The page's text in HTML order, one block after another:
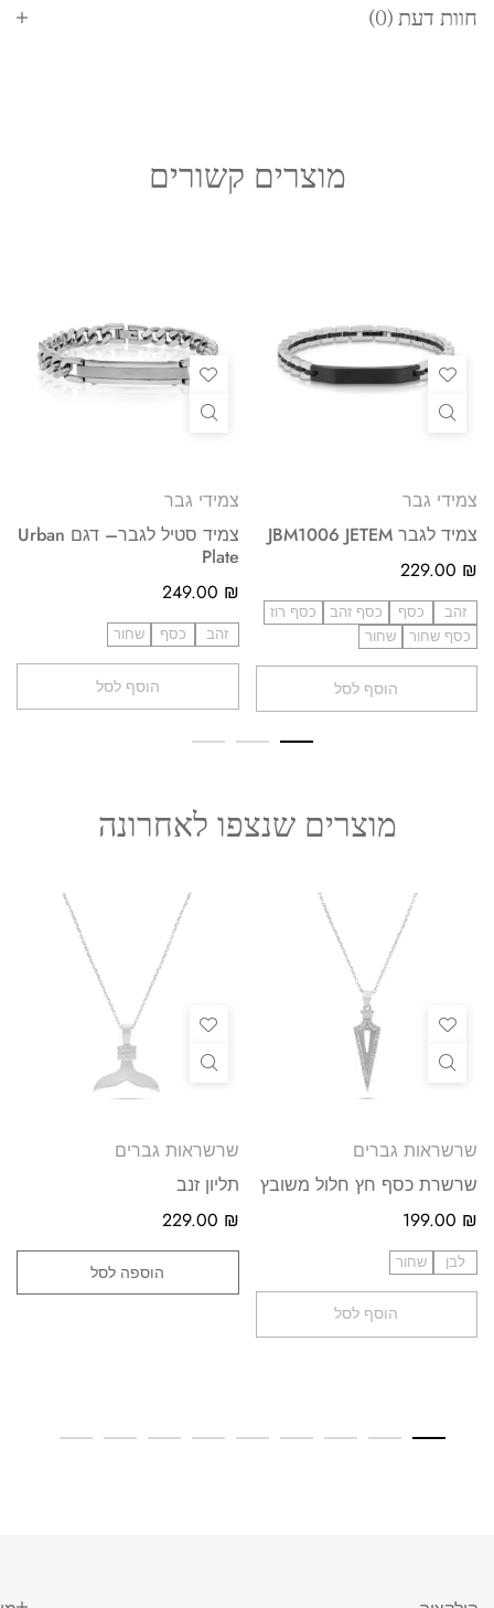
חוות דעת (0)
מוצרים קשורים
צמידי גבר
צמיד לגבר JBM1006 JETEM
229.00 ₪
זהב כסף כסף זהב
כסף רוז
כסף שחור
שחור
הוסף לסל
צמידי גבר
צמיד סטיל לגבר– דגם Urban
Plate
249.00 ₪
זהב כסף שחור
הוסף לסל
מוצרים שנצפו לאחרונה
שרשראות גברים
שרשרת כסף חץ חלול משובץ
199.00 ₪
לבן שחור
הוסף לסל
שרשראות גברים
תליון זנב
229.00 ₪
הוספה לסל